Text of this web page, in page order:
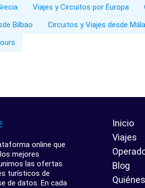
Viajes y Circuitos por Europa
Bilbao
Circuitos y Viajes desde
online que
mejores
las ofertas
turísticos de
de datos. En cada
Inicio
Viajes
Blog